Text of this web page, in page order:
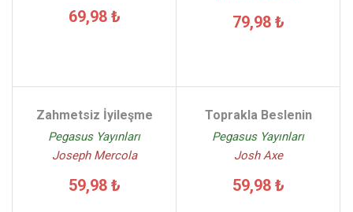
69,98 ₺ 79,98 ₺
Zahmetsiz İyileşme
Pegasus Yayınları
Joseph Mercola
59,98 ₺
Toprakla Beslenin
Pegasus Yayınları
Josh Axe
59,98 ₺